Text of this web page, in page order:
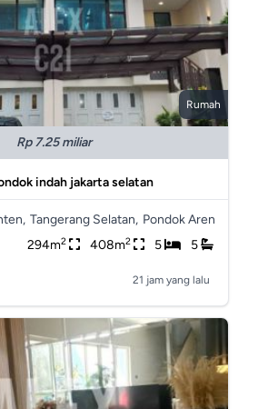
Rumah
Rp 7.25 miliar
indah jakarta selatan
Tangerang Selatan, Pondok Aren
294m2 408m2 5 5
21 jam yang lalu